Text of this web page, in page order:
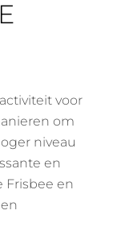
voor
om
niveau
en
Frisbee en